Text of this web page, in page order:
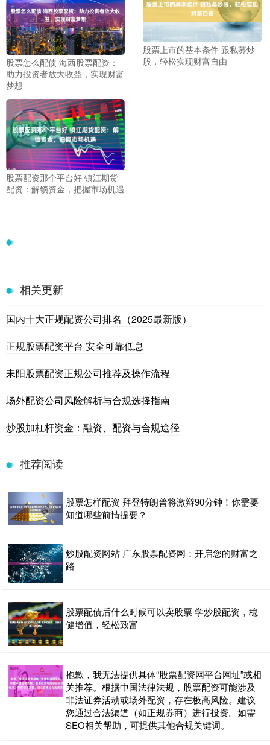
股票怎么配债 海西股票配资：
助力投资者放大收益，实现财富
梦想
股票上市的基本条件 跟私募炒
股，轻松实现财富自由
股票配资那个平台好 镇江期货
配资：解锁资金，把握市场机遇
相关更新
国内十大正规配资公司排名（2025最新版）
正规股票配资平台 安全可靠低息
耒阳股票配资正规公司推荐及操作流程
场外配资公司风险解析与合规选择指南
炒股加杠杆资金：融资、配资与合规途径
推荐阅读
股票怎样配资 拜登特朗普将激辩90分钟！你需要
知道哪些前情提要？
炒股配资网站 广东股票配资网：开启您的财富之
路
股票配债后什么时候可以卖股票 学炒股配资，稳
健增值，轻松致富
抱歉，我无法提供具体“股票配资网平台网址”或相
关推荐。根据中国法律法规，股票配资可能涉及
非法证券活动或场外配资，存在极高风险。建议
您通过合法渠道（如正规券商）进行投资。如需
SEO相关帮助，可提供其他合规关键词。